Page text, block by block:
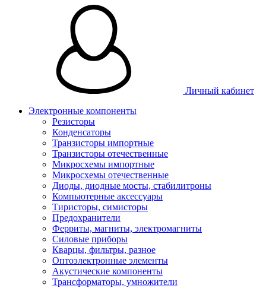
Личный кабинет
Электронные компоненты
Резисторы
Конденсаторы
Транзисторы импортные
Транзисторы отечественные
Микросхемы импортные
Микросхемы отечественные
Диоды, диодные мосты, стабилитроны
Компьютерные аксессуары
Тиристоры, симисторы
Предохранители
Ферриты, магниты, электромагниты
Силовые приборы
Кварцы, фильтры, разное
Оптоэлектронные элементы
Акустические компоненты
Трансформаторы, умножители